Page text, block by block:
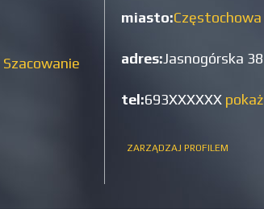
Szacowanie
miasto:Częstochowa
adres:Jasnogórska 38
tel:693XXXXXX pokaż
ZARZĄDZAJ PROFILEM